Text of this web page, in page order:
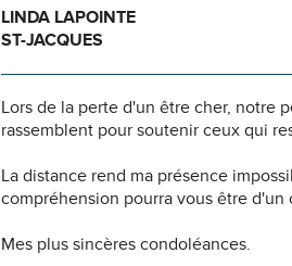
LINDA LAPOINTE
ST-JACQUES
Lors de la perte d'un être cher, notre
rassemblent pour soutenir ceux qui
La distance rend ma présence
compréhension pourra vous être d'un
Mes plus sincères condoléances.